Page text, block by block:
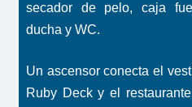
secador de pelo, caja
ducha y WC.
Un ascensor conecta el
Ruby Deck y el